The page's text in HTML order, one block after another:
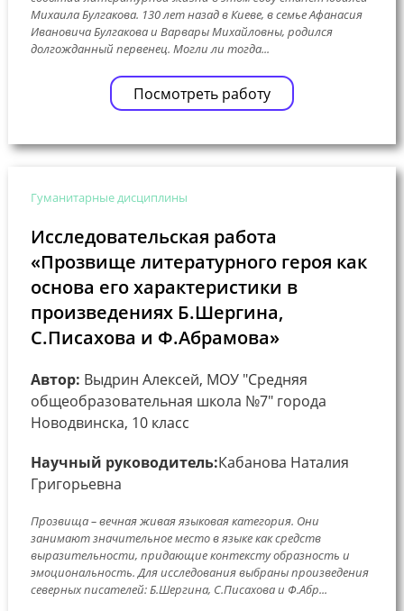
Михаила Булгакова. 130 лет назад в Киеве, в семье Афанасия
Ивановича Булгакова и Варвары Михайловны, родился
долгожданный первенец. Могли ли тогда...
Посмотреть работу
Гуманитарные дисциплины
Исследовательская работа
«Прозвище литературного героя как
основа его характеристики в
произведениях Б.Шергина,
С.Писахова и Ф.Абрамова»
Автор: Выдрин Алексей, МОУ "Средняя
общеобразовательная школа №7" города
Новодвинска, 10 класс
Научный руководитель:Кабанова Наталия
Григорьевна
Прозвища – вечная живая языковая категория. Они
занимают значительное место в языке как средств
выразительности, придающие контексту образность и
эмоциональность. Для исследования выбраны произведения
северных писателей: Б.Шергина, С.Писахова и Ф.Абр...